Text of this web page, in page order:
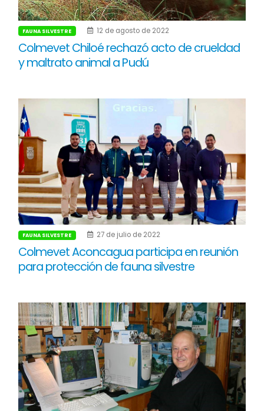
FAUNA SILVESTRE 12 de agosto de 2022
Colmevet Chiloé rechazó acto de crueldad
y maltrato animal a Pudú
FAUNA SILVESTRE 27 de julio de 2022
Colmevet Aconcagua participa en reunión
para protección de fauna silvestre